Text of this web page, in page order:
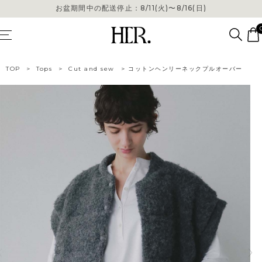
お盆期間中の配送停止：8/11(火)〜8/16(日)
お盆期間中の配送停止：8/11(火)〜8/16(日)
TOP > Tops > Cut and sew > コットンヘンリーネックプルオーバー